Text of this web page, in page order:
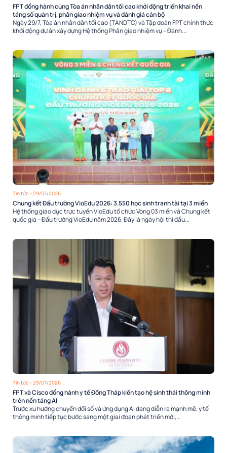
FPT đồng hành cùng Tòa án nhân dân tối cao khởi động triển khai nền
tảng số quản trị, phân giao nhiệm vụ và đánh giá cán bộ
Ngày 29/7, Tòa án nhân dân tối cao (TANDTC) và Tập đoàn FPT chính thức
khởi động dự án xây dựng Hệ thống Phân giao nhiệm vụ – Đánh...
Tin tức - 29/07/2026
Chung kết Đấu trường VioEdu 2026: 3.550 học sinh tranh tài tại 3 miền
Hệ thống giáo dục trực tuyến VioEdu tổ chức Vòng 03 miền và Chung kết
quốc gia – Đấu trường VioEdu năm 2026. Đây là ngày hội thi đấu...
Tin tức - 29/07/2026
FPT và Cisco đồng hành y tế Đồng Tháp kiến tạo hệ sinh thái thông minh
trên nền tảng AI
Trước xu hướng chuyển đổi số và ứng dụng AI đang diễn ra mạnh mẽ, y tế
thông minh tiếp tục bước sang một giai đoạn phát triển mới,...